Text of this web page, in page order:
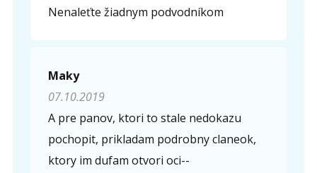
Nenaleťte žiadnym podvodníkom
Maky
07.10.2019
A pre panov, ktori to stale nedokazu
pochopit, prikladam podrobny claneok,
ktory im dufam otvori oci--